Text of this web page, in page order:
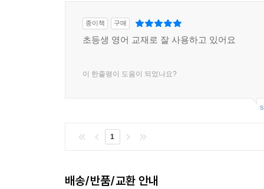
종이책 구매
초등생 영어 교재로 잘 사용하고 있어요
이 한줄평이 도움이 되었나요?
1
배송/반품/교환 안내